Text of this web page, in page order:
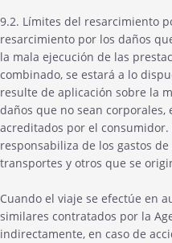
9.2. Límites del resarcimiento
resarcimiento por los daños
la mala ejecución de las
combinado, se estará a lo
resulte de aplicación sobre la
daños que no sean
acreditados por el consumidor.
responsabiliza de los gastos
transportes y otros que se
Cuando el viaje se efectúe en
similares contratados por la
indirectamente, en caso de